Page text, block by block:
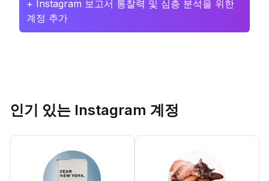
+ Instagram 보고서 통찰력 및 심층 분석을 위한
계정 추가
인기 있는 Instagram 계정